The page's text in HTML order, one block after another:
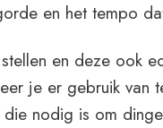
en het tempo
en deze ook
je er gebruik van
nodig is om